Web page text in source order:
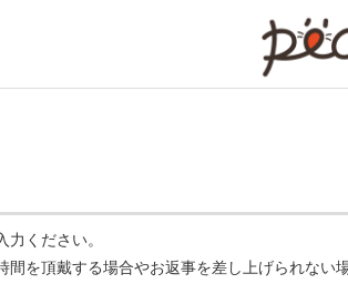
ください。
を頂戴する場合やお返事を差し上げられない